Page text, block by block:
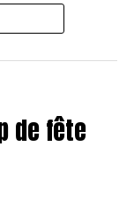
de fête